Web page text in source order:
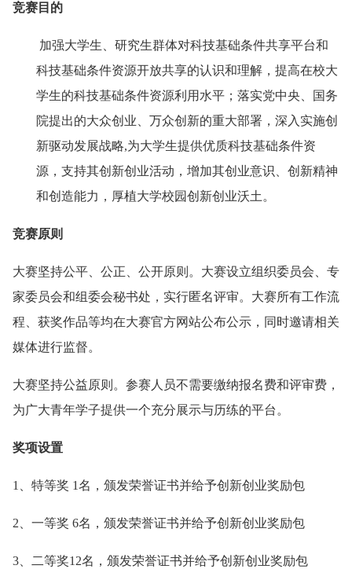
竞赛目的
加强大学生、研究生群体对科技基础条件共享平台和
科技基础条件资源开放共享的认识和理解，提高在校大
学生的科技基础条件资源利用水平；落实党中央、国务
院提出的大众创业、万众创新的重大部署，深入实施创
新驱动发展战略,为大学生提供优质科技基础条件资
源，支持其创新创业活动，增加其创业意识、创新精神
和创造能力，厚植大学校园创新创业沃土。
竞赛原则
大赛坚持公平、公正、公开原则。大赛设立组织委员会、专
家委员会和组委会秘书处，实行匿名评审。大赛所有工作流
程、获奖作品等均在大赛官方网站公布公示，同时邀请相关
媒体进行监督。
大赛坚持公益原则。参赛人员不需要缴纳报名费和评审费，
为广大青年学子提供一个充分展示与历练的平台。
奖项设置
1、特等奖 1名，颁发荣誉证书并给予创新创业奖励包
2、一等奖 6名，颁发荣誉证书并给予创新创业奖励包
3、二等奖12名，颁发荣誉证书并给予创新创业奖励包